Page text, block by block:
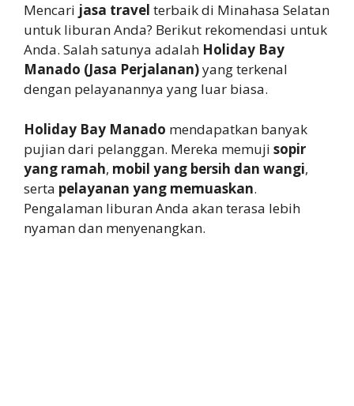
Mencari jasa travel terbaik di Minahasa Selatan
untuk liburan Anda? Berikut rekomendasi untuk
Anda. Salah satunya adalah Holiday Bay
Manado (Jasa Perjalanan)yang terkenal
dengan pelayanannya yang luar biasa.
Holiday Bay Manado mendapatkan banyak
pujian dari pelanggan. Mereka memuji sopir
yang ramah, mobil yang bersih dan wangi,
serta pelayanan yang memuaskan.
Pengalaman liburan Anda akan terasa lebih
nyaman dan menyenangkan.